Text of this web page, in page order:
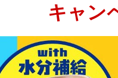
キャン